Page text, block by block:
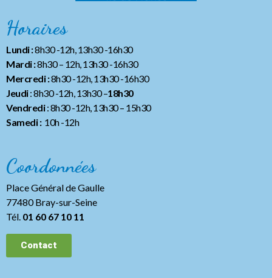
Horaires
Lundi :8h30 -12h, 13h30 -16h30
Mardi :8h30 – 12h, 13h30 -16h30
Mercredi :8h30 -12h, 13h30 -16h30
Jeudi: 8h30 -12h, 13h30 –18h30
Vendredi: 8h30 -12h, 13h30– 15h30
Samedi :10h -12h
Coordonnées
Place Général de Gaulle
77480 Bray-sur-Seine
Tél. 01 60 67 10 11
Contact